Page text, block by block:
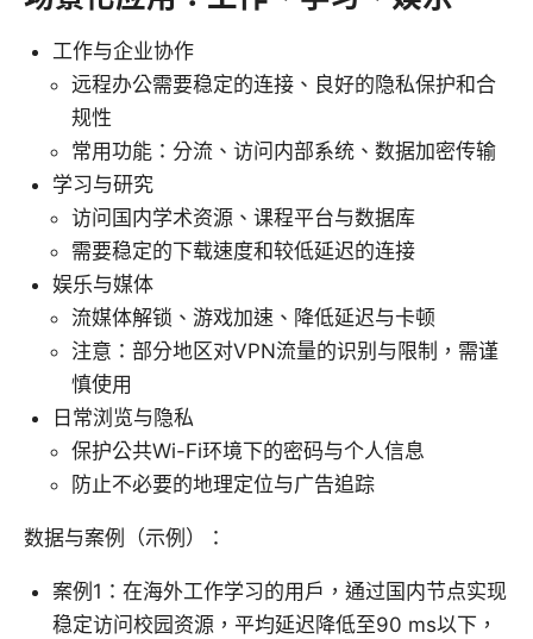
工作与企业协作
远程办公需要稳定的连接、良好的隐私保护和合
规性
常用功能：分流、访问内部系统、数据加密传输
学习与研究
访问国内学术资源、课程平台与数据库
需要稳定的下载速度和较低延迟的连接
娱乐与媒体
流媒体解锁、游戏加速、降低延迟与卡顿
注意：部分地区对VPN流量的识别与限制，需谨
慎使用
日常浏览与隐私
保护公共Wi-Fi环境下的密码与个人信息
防止不必要的地理定位与广告追踪
数据与案例（示例）：
案例1：在海外工作学习的用户，通过国内节点实现
稳定访问校园资源，平均延迟降低至90 ms以下，